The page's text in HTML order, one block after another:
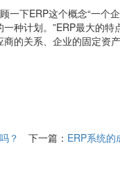
下ERP这个概念“一个
种计划。”ERP最大的
的关系、企业的固定资
？ 下一篇： ERP系统的